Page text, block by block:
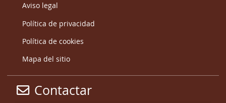
Aviso legal
Política de privacidad
Política de cookies
Mapa del sitio
Contactar